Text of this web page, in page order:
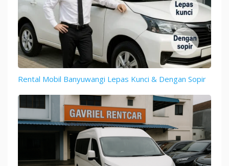
Rental Mobil Banyuwangi Lepas Kunci & Dengan Sopir